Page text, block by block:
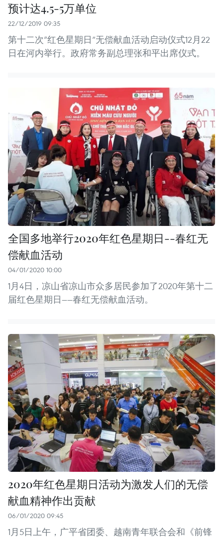
预计达4.5-5万单位
22/12/2019 09:35
第十二次“红色星期日”无偿献血活动启动仪式12月22
日在河内举行。政府常务副总理张和平出席仪式。
全国多地举行2020年红色星期日--春红无
偿献血活动
04/01/2020 10:00
1月4日，凉山省凉山市众多居民参加了2020年第十二
届红色星期日——春红无偿献血活动。
2020年红色星期日活动为激发人们的无偿
献血精神作出贡献
06/01/2020 09:45
1月5日上午，广平省团委、越南青年联合会和《前锋